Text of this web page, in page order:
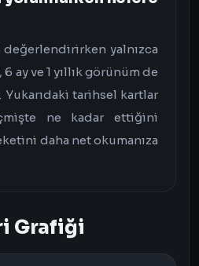
yalnızca
ay ve 1 yıllık görünüm de
Yukarıdaki tarihsel kartlar
ne kadar ettiğini
daha net okumanıza
Grafiği